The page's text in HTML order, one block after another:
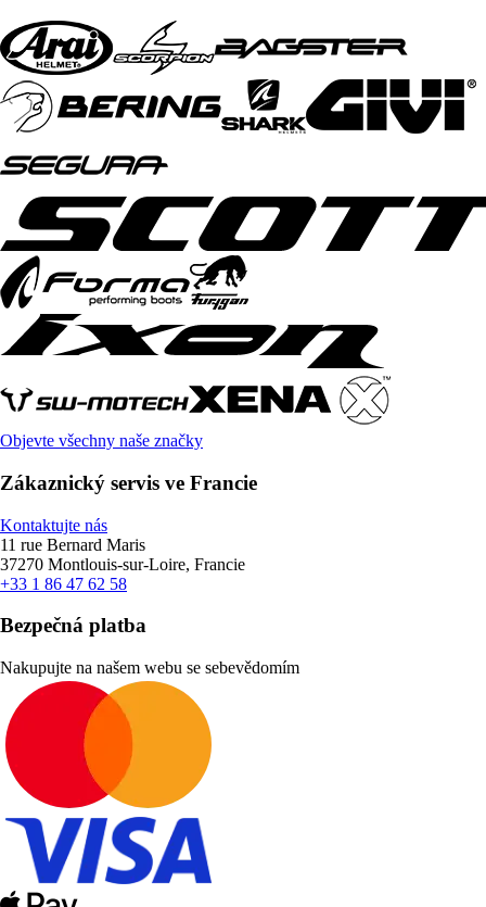
Objevte všechny naše značky
Zákaznický servis ve Francie
Kontaktujte nás
11 rue Bernard Maris
37270 Montlouis-sur-Loire, Francie
+33 1 86 47 62 58
Bezpečná platba
Nakupujte na našem webu se sebevědomím